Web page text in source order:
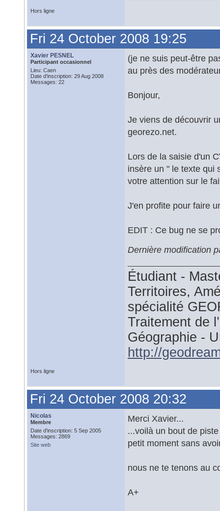
Hors ligne
Fri 24 October 2008 19:25
Xavier PESNEL
Participant occasionnel
Lieu: Caen
Date d'inscription: 29 Aug 2008
Messages: 22
(je ne suis peut-être
au près des
Bonjour,
Je viens de découvrir
georezo.net.
Lors de la saisie d'un
insère un " le texte qui
votre attention sur le
J'en profite pour faire
EDIT : Ce bug ne se
Dernière modification
Étudiant -
Territoires,
spécialité
Traitement de
Géographie -
http://
Hors ligne
Fri 24 October 2008 20:32
Nicolas
Membre
Date d'inscription: 5 Sep 2005
Messages: 2869
Site web
Merci Xavier...
...voilà un bout de
petit moment sans
nous ne te tenons au
A+